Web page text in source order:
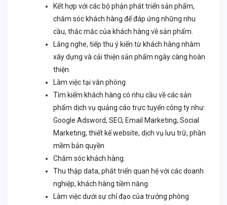
Kết hợp với các bộ phận phát triển sản phẩm,
chăm sóc khách hàng để đáp ứng những nhu
cầu, thắc mắc của khách hàng về sản phẩm.
Lắng nghe, tiếp thu ý kiến từ khách hàng nhằm
xây dựng và cải thiện sản phẩm ngày càng hoàn
thiện.
Làm việc tại văn phòng
Tìm kiếm khách hàng có nhu cầu về các sản
phẩm dịch vụ quảng cáo trực tuyến công ty như:
Google Adsword, SEO, Email Marketing, Social
Marketing, thiết kế website, dịch vụ lưu trữ, phần
mềm bản quyền
Chăm sóc khách hàng.
Thu thập data, phát triển quan hệ với các doanh
nghiệp, khách hàng tiềm năng.
Làm việc dưới sự chỉ đạo của trưởng phòng